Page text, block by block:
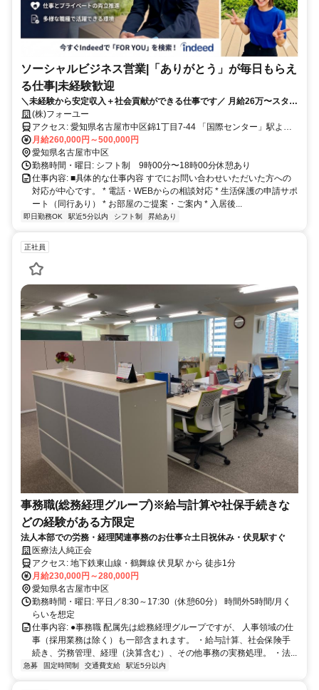
ソーシャルビジネス営業|「ありがとう」が毎日もらえ
る仕事|未経験歓迎
＼未経験から安定収入＋社会貢献ができる仕事です／ 月給26万〜スター
ト 問い合わせ対応中心（飛び込みなし） 残業ほぼなし・完全週休2日 当
社は、生活に困っている方に対して 「住居＋生活支援」を行う仕事で
す。
(株)フォーユー
アクセス: 愛知県名古屋市中区錦1丁目7-44 「国際センター」駅より
徒歩3分。 「伏見」駅や「丸の内」駅も徒歩圏内と3駅利用可能で
す。
月給260,000円～500,000円
愛知県名古屋市中区
勤務時間・曜日: シフト制 9時00分〜18時00分休憩あり
仕事内容: ■具体的な仕事内容 すでにお問い合わせいただいた方への
対応が中心です。 * 電話・WEBからの相談対応 * 生活保護の申請サポ
ート（同行あり） * お部屋のご提案・ご案内 * 入居後...
即日勤務OK 駅近5分以内 シフト制 昇給あり
正社員
事務職(総務経理グループ)※給与計算や社保手続きな
どの経験がある方限定
法人本部での労務・経理関連事務のお仕事☆土日祝休み・伏見駅すぐ
医療法人純正会
アクセス: 地下鉄東山線・鶴舞線 伏見駅 から 徒歩1分
月給230,000円～280,000円
愛知県名古屋市中区
勤務時間・曜日: 平日／8:30～17:30（休憩60分） 時間外5時間/月く
らいを想定
仕事内容: ●事務職 配属先は総務経理グループですが、 人事領域の仕
事（採用業務は除く）も一部含まれます。 ・給与計算、社会保険手
続き、労務管理、経理（決算含む）、その他事務の実務処理。 ・法...
急募 固定時間制 交通費支給 駅近5分以内